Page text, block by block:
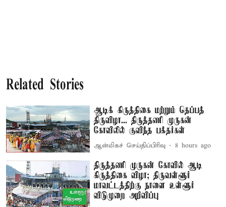
Related Stories
ஆடிக் கிருத்திகை மற்றும் தெப்பத்
திருவிழா... திருத்தணி முருகன்
கோவிலில் குவிந்த பக்தர்கள்
ஆன்மிகச் செய்திப்பிரிவு 8 hours ago
திருத்தணி முருகன் கோவில் ஆடி
கிருத்திகை விழா; திருவள்ளூர்
மாவட்டத்திற்கு நாளை உள்ளூர்
விடுமுறை அறிவிப்பு